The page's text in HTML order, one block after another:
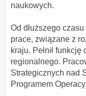
naukowych.
Od dłuższego
prace, związane z
kraju. Pełnił
regionalnego.
Strategicznych nad
Programem